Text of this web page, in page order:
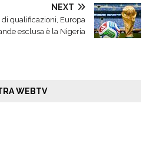
NEXT
qualificazioni, Europa
esclusa è la Nigeria
WEBTV